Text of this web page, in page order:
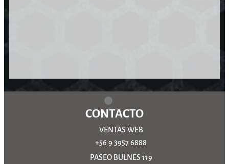
CONTACTO
VENTAS WEB
+56 9 3957 6888
PASEO BULNES 119